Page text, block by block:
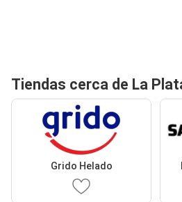
Tiendas cerca de La
Grido Helado